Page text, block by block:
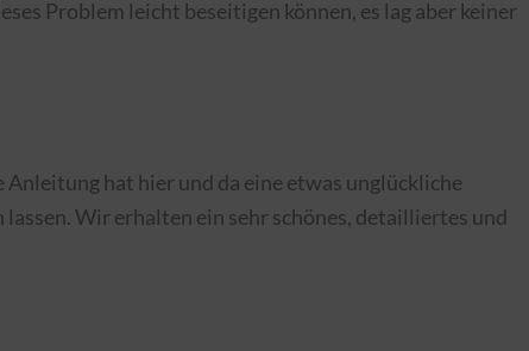
Problem leicht beseitigen können, es lag aber keiner
hat hier und da eine etwas unglückliche
lassen. Wir erhalten ein sehr schönes, detailliertes und